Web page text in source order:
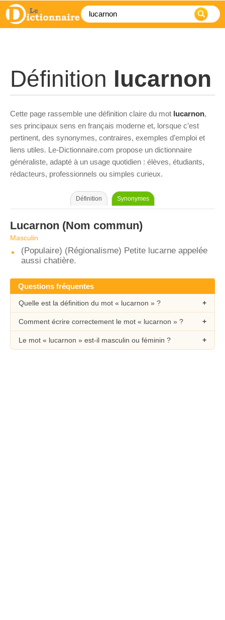
Définition lucarnon
Cette page rassemble une définition claire du mot lucarnon,
ses principaux sens en français moderne et, lorsque c’est
pertinent, des synonymes, contraires, exemples d’emploi et
liens utiles. Le-Dictionnaire.com propose un dictionnaire
généraliste, adapté à un usage quotidien : élèves, étudiants,
rédacteurs, professionnels ou simples curieux.
Définition Synonymes
Lucarnon (Nom commun)
Masculin
(Populaire) (Régionalisme) Petite lucarne appelée
aussi chatière.
Questions fréquentes
Quelle est la définition du mot « lucarnon » ?
Comment écrire correctement le mot « lucarnon » ?
Le mot « lucarnon » est-il masculin ou féminin ?